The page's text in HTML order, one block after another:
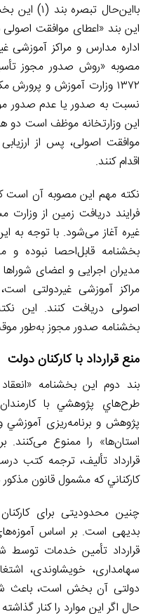
بااین‌حال
این بند «اعطای موافقت
اداره مدارس و مراکز آموزشی
مصوبه «روش صدور مجوز
۱۳۷۲ وزارت آموزش و
نسبت به صدور یا عدم صدور
این وزارتخانه موظف است دو
موافقت اصولی، پس از
اقدام کنند.
نکته مهم این مصوبه آن است
فرایند دریافت زمین از
غیره آغاز می‌شود. با توجه به
بخشنامه قابل‌احصا نبوده
مدیران اجرایی و اعضای
مراکز آموزشی غیردولتی
اصولی دریافت کنند. این
بخشنامه صدور مجوز به‌طور
منع قرارداد با کارکنان دولت
بند دوم این بخشنامه
طرح‌هاي پژوهشي با
پژوهش و برنامه‌ریزی
استان‌ها» را ممنوع می‌کنند.
قرارداد تأليف، ترجمه كتب
كاركناني كه مشمول قانون
چنین محدودیتی برای
بدیهی است. بر اساس
قرارداد تأمین خدمات توسط
سهامداری، خویشاوندی،
دولتی آن بخش است، باعث
حال اگر این موارد را کنار